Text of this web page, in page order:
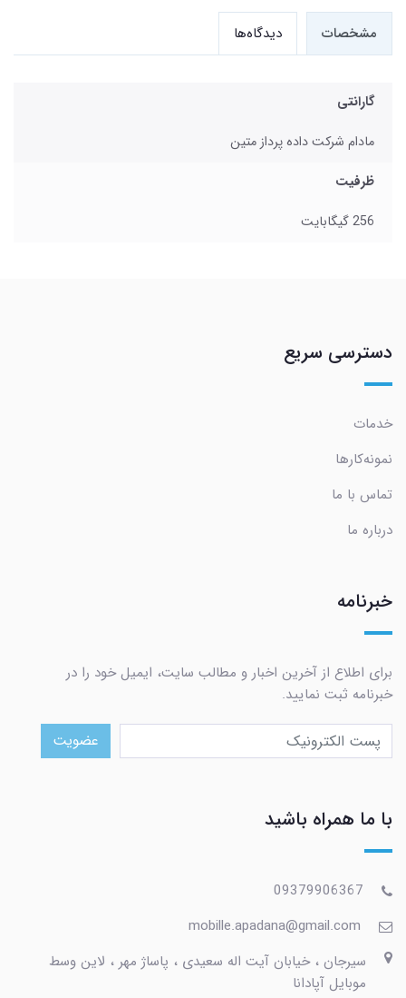
مشخصات دیدگاه‌ها
گارانتی
مادام شرکت داده پرداز متین
ظرفیت
256 گیگابایت
دسترسی سریع
خدمات
نمونه‌کارها
تماس با ما
درباره ما
خبرنامه
برای اطلاع از آخرین اخبار و مطالب سایت، ایمیل خود را در
خبرنامه ثبت نمایید.
عضویت
با ما همراه باشید
09379906367
mobille.apadana@gmail.com
سیرجان ، خیابان آیت اله سعیدی ، پاساژ مهر ، لاین وسط
موبایل آپادانا